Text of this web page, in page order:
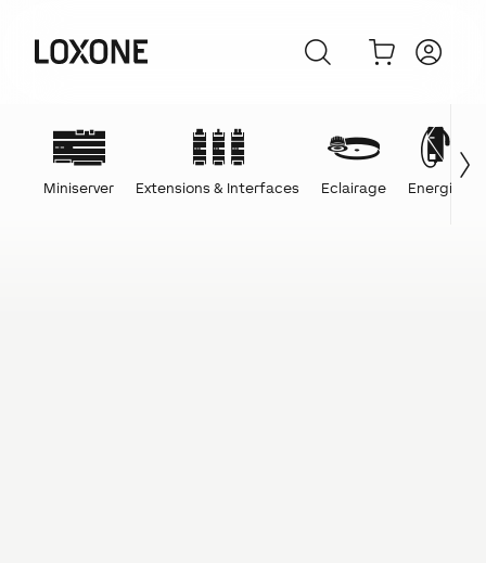
Miniserver Extensions & Interfaces Eclairage Energie